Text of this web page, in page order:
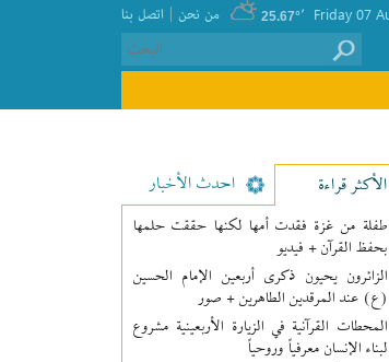
اتصل بنا | من نحن 25.67°
الأکثر قراءة احدث الأخبار
طفلة من غزة فقدت أمها لكنها حققت حلمها
بحفظ القرآن + فيديو
الزائرون يحيون ذكرى أربعين الإمام الحسين
(ع) عند المرقدين الطاهرين + صور
المحطات القرآنية في الزيارة الأربعينية مشروع
لبناء الإنسان معرفیاً وروحياً